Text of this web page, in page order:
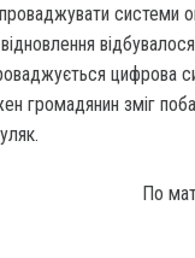
системи
цифрова
громадянин зміг
По